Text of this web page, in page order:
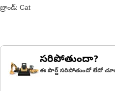
బ్రాండ్: Cat
సరిపోతుందా?
ఈ పార్ట్ సరిపోతుందో లేదో